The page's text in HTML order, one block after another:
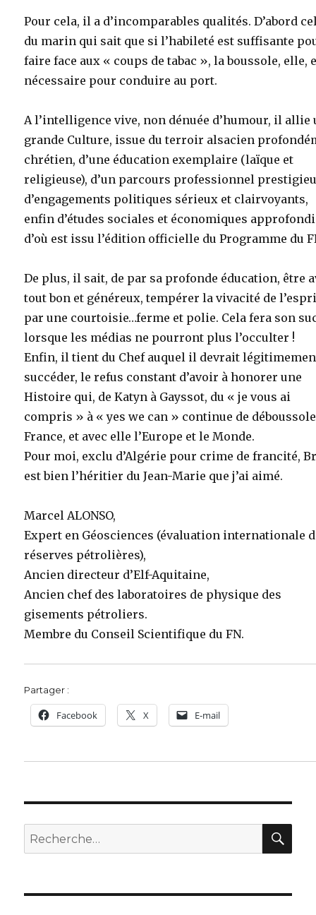
Pour cela, il a d’incomparables qualités. D’abord
du marin qui sait que si l’habileté est suffisante
faire face aux « coups de tabac », la boussole, elle,
nécessaire pour conduire au port.
A l’intelligence vive, non dénuée d’humour, il allie
grande Culture, issue du terroir alsacien
chrétien, d’une éducation exemplaire (laïque et
religieuse), d’un parcours professionnel
d’engagements politiques sérieux et clairvoyants,
enfin d’études sociales et économiques
d’où est issu l’édition officielle du Programme du
De plus, il sait, de par sa profonde éducation, être
tout bon et généreux, tempérer la vivacité de
par une courtoisie…ferme et polie. Cela fera son
lorsque les médias ne pourront plus l’occulter !
Enfin, il tient du Chef auquel il devrait
succéder, le refus constant d’avoir à honorer une
Histoire qui, de Katyn à Gayssot, du « je vous ai
compris » à « yes we can » continue de
France, et avec elle l’Europe et le Monde.
Pour moi, exclu d’Algérie pour crime de francité,
est bien l’héritier du Jean-Marie que j’ai aimé.
Marcel ALONSO,
Expert en Géosciences (évaluation internationale
réserves pétrolières),
Ancien directeur d’Elf-Aquitaine,
Ancien chef des laboratoires de physique des
gisements pétroliers.
Membre du Conseil Scientifique du FN.
Partager :
Facebook X E-mail
Recherche
pour :